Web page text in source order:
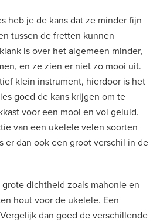
heb je de kans dat ze minder fijn
tussen de fretten kunnen
is over het algemeen minder,
en ze zien er niet zo mooi uit.
klein instrument, hierdoor is het
goed de kans krijgen om te
voor een mooi en vol geluid.
van een ukelele velen soorten
er dan ook een groot verschil in de
dichtheid zoals mahonie en
hout voor de ukelele. Een
dan goed de verschillende